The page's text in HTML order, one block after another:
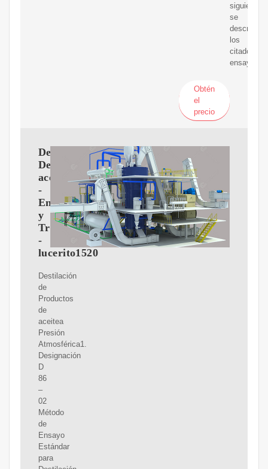
siguientes
se
describen
los
citados
ensayos.
Obtén
el
precio
Destilacion
De
aceite
-
Ensayos
y
Trabajos
-
lucerito1520
Destilación
de
Productos
de
aceitea
Presión
Atmosférica1.
Designación
D
86
–
02
Método
de
Ensayo
Estándar
para